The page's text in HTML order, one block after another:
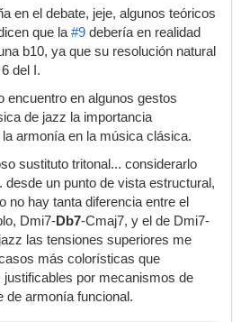
en el debate, jeje, algunos teóricos
que la #9 debería en realidad
b10, ya que su resolución natural
del I.
encuentro en algunos gestos
de jazz la importancia
armonía en la música clásica.
sustituto tritonal... considerarlo
desde un punto de vista estructural,
no hay tanta diferencia entre el
Dmi7-Db7-Cmaj7, y el de Dmi7-
las tensiones superiores me
más colorísticas que
por mecanismos de
de armonía funcional.